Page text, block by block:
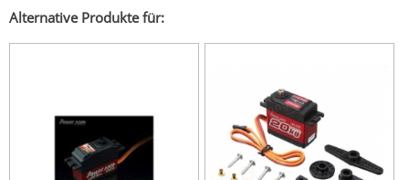
Alternative Produkte für: